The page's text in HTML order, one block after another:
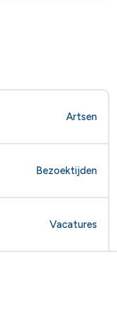
Artsen
Bezoektijden
Vacatures